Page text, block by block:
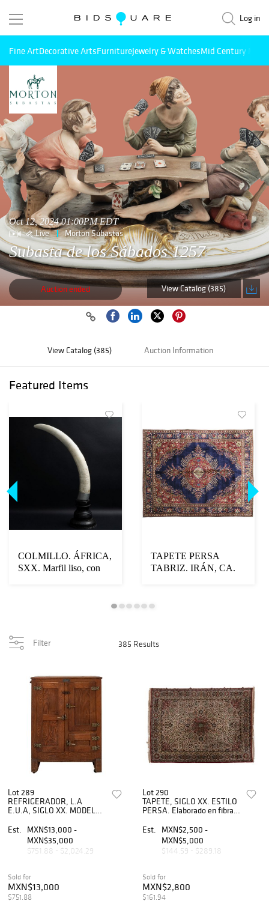
Log in
Fine ArtDecorative ArtsFurnitureJewelry & WatchesMid Century
Oct 12, 2024 01:00PM EDT
Live Morton Subastas
Subasta de los Sábados 1257
Auction ended View Catalog (385)
View Catalog (385) Auction Information
Featured Items
COLMILLO. ÁFRICA,
SXX. Marfil liso, con
TAPETE PERSA
TABRIZ. IRÁN, CA.
Filter 385 Results
Lot 289
REFRIGERADOR, L.A
E.U.A, SIGLO XX. MODELO
REFRIGERATOR DE LA
MARCA PEOPLE´S
OUTFITTING Co. Elaborado
en madera y metal.
Est.
MXN$13,000 -
MXN$35,000
$751.88 - $2,024.29
Sold for
MXN$13,000
$751.88
Lot 290
TAPETE, SIGLO XX. ESTILO
PERSA. Elaborado en fibras
con medallón central y orla
floreada.
Est.
MXN$2,500 -
MXN$5,000
$144.59 - $289.18
Sold for
MXN$2,800
$161.94